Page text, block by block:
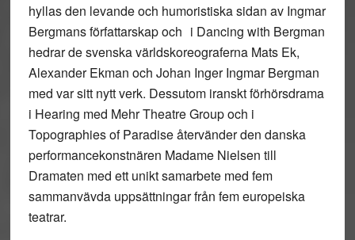
hyllas den levande och humoristiska sidan av Ingmar
Bergmans författarskap och i Dancing with Bergman
hedrar de svenska världskoreograferna Mats Ek,
Alexander Ekman och Johan Inger Ingmar Bergman
med var sitt nytt verk. Dessutom iranskt förhörsdrama
i Hearing med Mehr Theatre Group och i
Topographies of Paradise återvänder den danska
performancekonstnären Madame Nielsen till
Dramaten med ett unikt samarbete med fem
sammanvävda uppsättningar från fem europeiska
teatrar.